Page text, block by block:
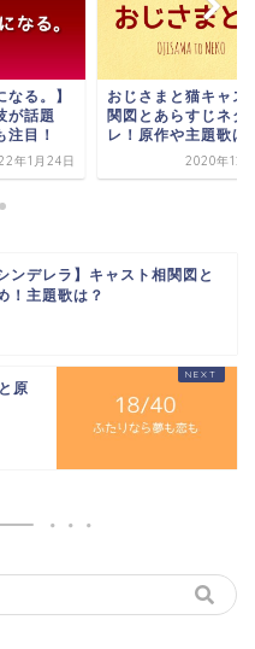
なる。】
が話題
注目！
年1月24日
おじさまと猫キャス
関図とあらすじネタ
レ！原作や主題歌は
2020年12
ンデレラ】キャスト相関図と
！主題歌は？
原